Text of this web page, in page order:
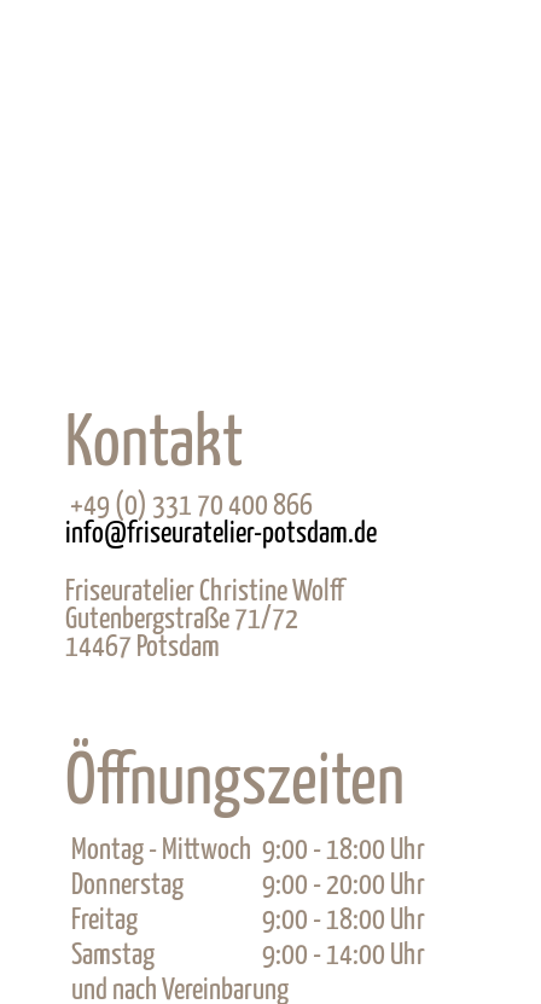
Kontakt
+49 (0) 331 70 400 866
info@friseuratelier-potsdam.de
Friseuratelier Christine Wolff
Gutenbergstraße 71/72
14467 Potsdam
Öffnungszeiten
Montag - Mittwoch 9:00 - 18:00 Uhr
Donnerstag
9:00 - 20:00 Uhr
Freitag
9:00 - 18:00 Uhr
Samstag
9:00 - 14:00 Uhr
und nach Vereinbarung